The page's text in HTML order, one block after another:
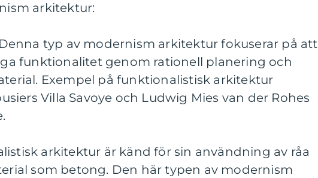
arkitektur:
typ av modernism arkitektur fokuserar på att
funktionalitet genom rationell planering och
Exempel på funktionalistisk arkitektur
Villa Savoye och Ludwig Mies van der Rohes
arkitektur är känd för sin användning av råa
som betong. Den här typen av modernism